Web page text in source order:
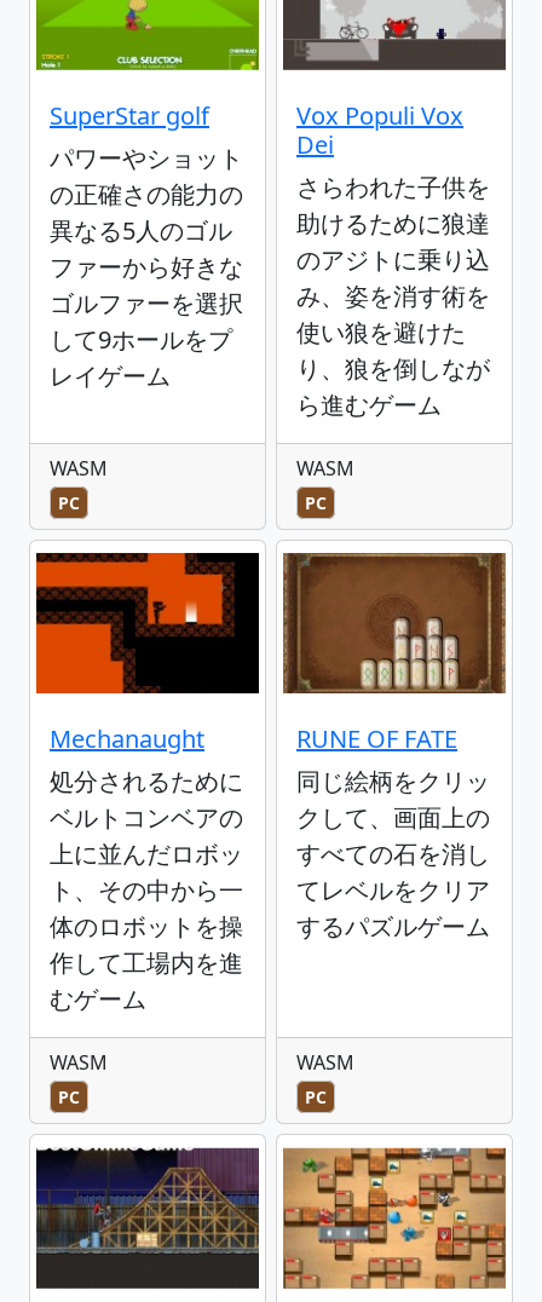
SuperStar golf
パワーやショット
の正確さの能力の
異なる5人のゴル
ファーから好きな
ゴルファーを選択
して9ホールをプ
レイゲーム
WASM
PC
Vox Populi Vox
Dei
さらわれた子供を
助けるために狼達
のアジトに乗り込
み、姿を消す術を
使い狼を避けた
り、狼を倒しなが
ら進むゲーム
WASM
PC
Mechanaught
処分されるために
ベルトコンベアの
上に並んだロボッ
ト、その中から一
体のロボットを操
作して工場内を進
むゲーム
WASM
PC
RUNE OF FATE
同じ絵柄をクリッ
クして、画面上の
すべての石を消し
てレベルをクリア
するパズルゲーム
WASM
PC